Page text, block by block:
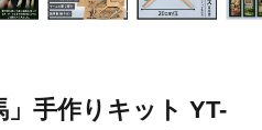
」手作りキット YT-